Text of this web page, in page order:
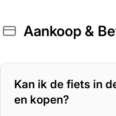
400 Wh accu– 70 tot
500 Wh accu– 100
625 Wh accu
Aankoop &
Kan ik de fiets in
en kopen?